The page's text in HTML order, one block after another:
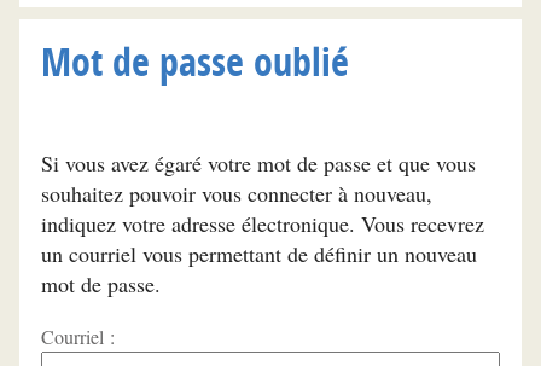
Mot de passe oublié
Si vous avez égaré votre mot de passe et que vous
souhaitez pouvoir vous connecter à nouveau,
indiquez votre adresse électronique. Vous recevrez
un courriel vous permettant de définir un nouveau
mot de passe.
Courriel :